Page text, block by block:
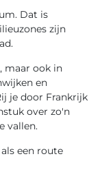
Dat is
zijn
maar ook in
en
je door Frankrijk
over zo'n
vallen.
een route